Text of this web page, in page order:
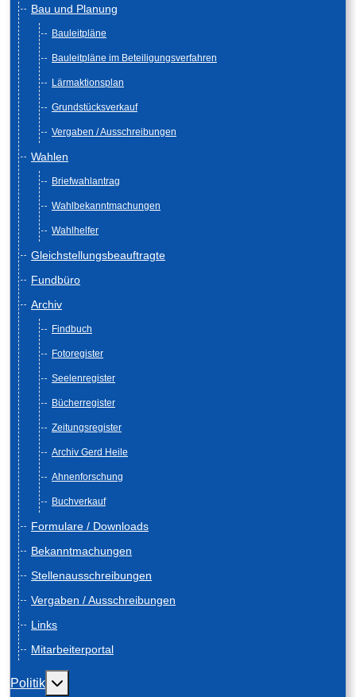
Bau und Planung
Bauleitpläne
Bauleitpläne im Beteiligungsverfahren
Lärmaktionsplan
Grundstücksverkauf
Vergaben / Ausschreibungen
Wahlen
Briefwahlantrag
Wahlbekanntmachungen
Wahlhelfer
Gleichstellungsbeauftragte
Fundbüro
Archiv
Findbuch
Fotoregister
Seelenregister
Bücherregister
Zeitungsregister
Archiv Gerd Heile
Ahnenforschung
Buchverkauf
Formulare / Downloads
Bekanntmachungen
Stellenausschreibungen
Vergaben / Ausschreibungen
Links
Mitarbeiterportal
Politik Weitere Informationen: Politik